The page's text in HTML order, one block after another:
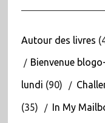
Autour des livres
Bienvenue
lundi (90)
(35) In My